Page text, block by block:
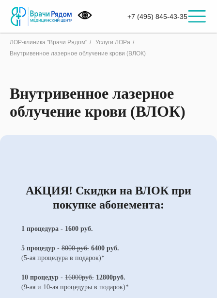
ЛОР-клиника "Врачи Рядом" / Услуги ЛОРа /
Внутривенное лазерное облучение крови (ВЛОК)
Внутривенное лазерное
облучение крови (ВЛОК)
АКЦИЯ! Скидки на ВЛОК при
покупке абонемента:
1 процедура - 1600 руб.
5 процедур - 8000 руб. 6400 руб.
(5-ая процедура в подарок)*
10 процедур - 16000руб. 12800руб.
(9-ая и 10-ая процедуры в подарок)*